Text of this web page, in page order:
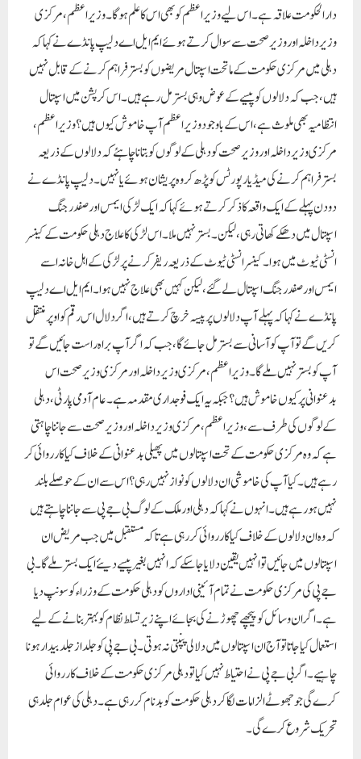
دارالحکومت علاقہ ہے۔ اس لیے وزیر اعظم کو بھی اس کا علم ہوگا۔وزیر اعظم، مرکزی
وزیر داخلہ اور وزیر صحت سے سوال کرتے ہوئے ایم ایل اے دلیپ پانڈے نے کہا کہ
دہلی میں مرکزی حکومت کے ماتحت اسپتال مریضوں کو بستر فراہم کرنے کے قابل نہیں
ہیں، جب کہ دلالوں کو پیسے کے عوض وہی بستر مل رہے ہیں۔ اس کرپشن میں اسپتال
انتظامیہ بھی ملوث ہے، اس کے باوجود وزیراعظم آپ خاموش کیوں ہیں؟ وزیر اعظم،
مرکزی وزیر داخلہ اور وزیر صحت کو دہلی کے لوگوں کو بتانا چاہئے کہ دلالوں کے ذریعہ
بستر فراہم کرنے کی میڈیا رپورٹس کو پڑھ کر وہ پریشان ہوئے یا نہیں۔ دلیپ پانڈے نے
دو دن پہلے کے ایک واقعہ کا ذکر کرتے ہوئے کہا کہ ایک لڑکی ایمس اور صفدر جنگ
اسپتال میں دھکے کھاتی رہی، لیکن ۔بستر نہیں ملا۔ اس لڑکی کا علاج دہلی حکومت کے کینسر
انسٹی ٹیوٹ میں ہوا۔ کینسر انسٹی ٹیوٹ کے ذریعہ ریفر کرنے پر لڑکی کے اہل خانہ اسے
ایمس اور صفدر جنگ اسپتال لے گئے، لیکن کہیں بھی علاج نہیں ہوا۔ایم ایل اے دلیپ
پانڈے نے کہا کہ پہلے آپ دلالوں پر پیسہ خرچ کرتے ہیں، اگر دلال اس رقم کو اوپر منتقل
کریں گے تو آپ کو آسانی سے بستر مل جائے گا، جب کہ اگر آپ براہ راست جائیں گے تو
آپ کو بستر نہیں ملے گا۔ وزیر اعظم، مرکزی وزیر داخلہ اور مرکزی وزیر صحت اس
بدعنوانی پر کیوں خاموش ہیں؟جبکہ یہ ایک فوجداری مقدمہ ہے۔ عام آدمی پارٹی، دہلی
کے لوگوں کی طرف سے، وزیر اعظم، مرکزی وزیر داخلہ اور وزیر صحت سے جاننا چاہتی
ہے کہ وہ مرکزی حکومت کے تحت اسپتالوں میں پھیلی بدعنوانی کے خلاف کیا کارروائی کر
رہے ہیں۔ کیا آپ کی خاموشی ان دلالوں کو نواز نہیں رہی؟ اس سے ان کے حوصلے بلند
نہیں ہو رہے ہیں۔انہوں نے کہا کہ دہلی اور ملک کے لوگ بی جے پی سے جاننا چاہتے ہیں
کہ وہ ان دلالوں کے خلاف کیا کارروائی کر رہی ہے تاکہ مستقبل میں جب مریض ان
اسپتالوں میں جائیں تو انہیں یقین دلایا جا سکے کہ انہیں بغیر پیسے دیئے ایک بستر ملے گا۔ بی
جے پی کی مرکزی حکومت نے تمام آئینی اداروں کو دہلی حکومت کے وزراء کو سونپ دیا
ہے۔اگر ان وسائل کو پیچھے چھوڑنے کی بجائے اپنے زیر تسلط نظام کو بہتر بنانے کے لیے
استعمال کیا جاتا تو آج ان اسپتالوں میں دلالی پنپتی نہ ہوتی۔ بی جے پی کو جلد از جلد بیدار ہونا
چاہیے۔ اگر بی جے پی نے احتیاط نہیں کیا تو دہلی مرکزی حکومت کے خلاف کارروائی
کرے گی جو جھوٹے الزامات لگا کر دہلی حکومت کو بدنام کر رہی ہے۔ دہلی کی عوام جلد ہی
تحریک شروع کرے گی۔